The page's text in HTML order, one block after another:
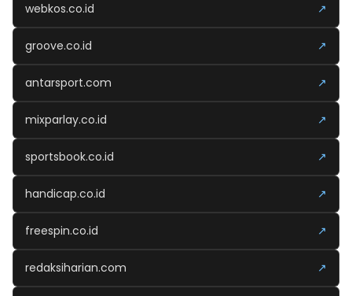
webkos.co.id ↗
groove.co.id ↗
antarsport.com ↗
mixparlay.co.id ↗
sportsbook.co.id ↗
handicap.co.id ↗
freespin.co.id ↗
redaksiharian.com ↗